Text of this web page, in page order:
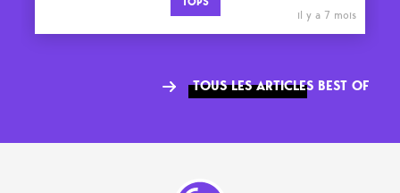
il y a 7 mois
TOUS LES ARTICLES BEST OF